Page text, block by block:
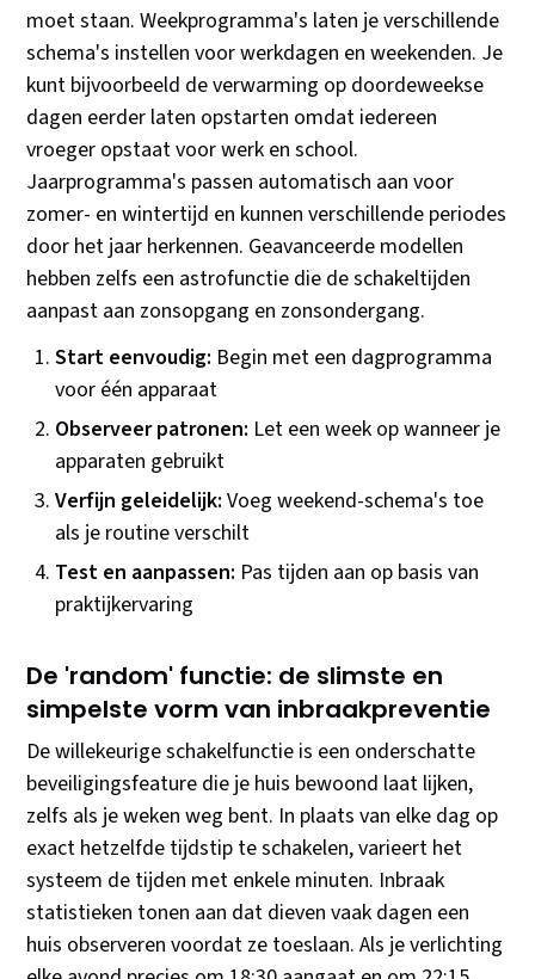
moet staan. Weekprogramma's laten je verschillende
schema's instellen voor werkdagen en weekenden. Je
kunt bijvoorbeeld de verwarming op doordeweekse
dagen eerder laten opstarten omdat iedereen
vroeger opstaat voor werk en school.
Jaarprogramma's passen automatisch aan voor
zomer- en wintertijd en kunnen verschillende periodes
door het jaar herkennen. Geavanceerde modellen
hebben zelfs een astrofunctie die de schakeltijden
aanpast aan zonsopgang en zonsondergang.
Start eenvoudig: Begin met een dagprogramma
voor één apparaat
Observeer patronen: Let een week op wanneer je
apparaten gebruikt
Verfijn geleidelijk: Voeg weekend-schema's toe
als je routine verschilt
Test en aanpassen: Pas tijden aan op basis van
praktijkervaring
De 'random' functie: de slimste en
simpelste vorm van inbraakpreventie
De willekeurige schakelfunctie is een onderschatte
beveiligingsfeature die je huis bewoond laat lijken,
zelfs als je weken weg bent. In plaats van elke dag op
exact hetzelfde tijdstip te schakelen, varieert het
systeem de tijden met enkele minuten. Inbraak
statistieken tonen aan dat dieven vaak dagen een
huis observeren voordat ze toeslaan. Als je verlichting